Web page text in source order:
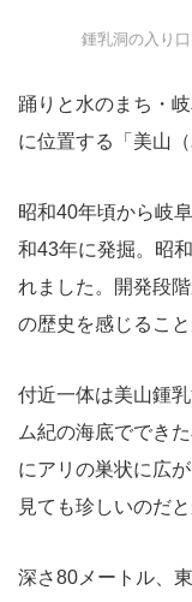
鍾乳洞の入り
踊りと水のまち・
に位置する「美山
昭和40年頃から岐
和43年に発掘。昭
れました。開発段
の歴史を感じること
付近一体は美山鍾
ム紀の海底ででき
にアリの巣状に広
見ても珍しいのだと
深さ80メートル、